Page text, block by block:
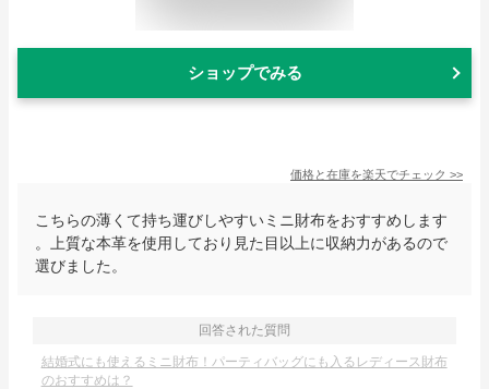
ショップでみる
価格と在庫を楽天でチェック >>
こちらの薄くて持ち運びしやすいミニ財布をおすすめします
。上質な本革を使用しており見た目以上に収納力があるので
選びました。
回答された質問
結婚式にも使えるミニ財布！パーティバッグにも入るレディース財布
のおすすめは？